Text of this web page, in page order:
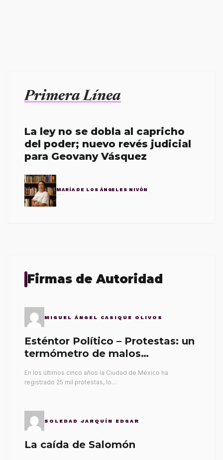
Primera Línea
La ley no se dobla al capricho
del poder; nuevo revés judicial
para Geovany Vásquez
MARÍA DE LOS ÁNGELES NIVÓN
Firmas de Autoridad
MIGUEL ÁNGEL CASIQUE OLIVOS
Esténtor Político – Protestas: un
termómetro de malos
En los últimos cinco años la Ciudad de México ha
registrado 25 mil protestas, lo…
SOLEDAD JARQUÍN EDGAR
La caída de Salomón